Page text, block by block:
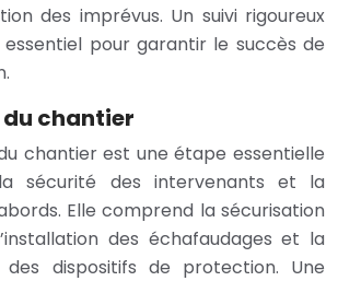
des imprévus. Un suivi rigoureux
pour garantir le succès de
chantier
chantier est une étape essentielle
sécurité des intervenants et la
Elle comprend la sécurisation
des échafaudages et la
dispositifs de protection. Une